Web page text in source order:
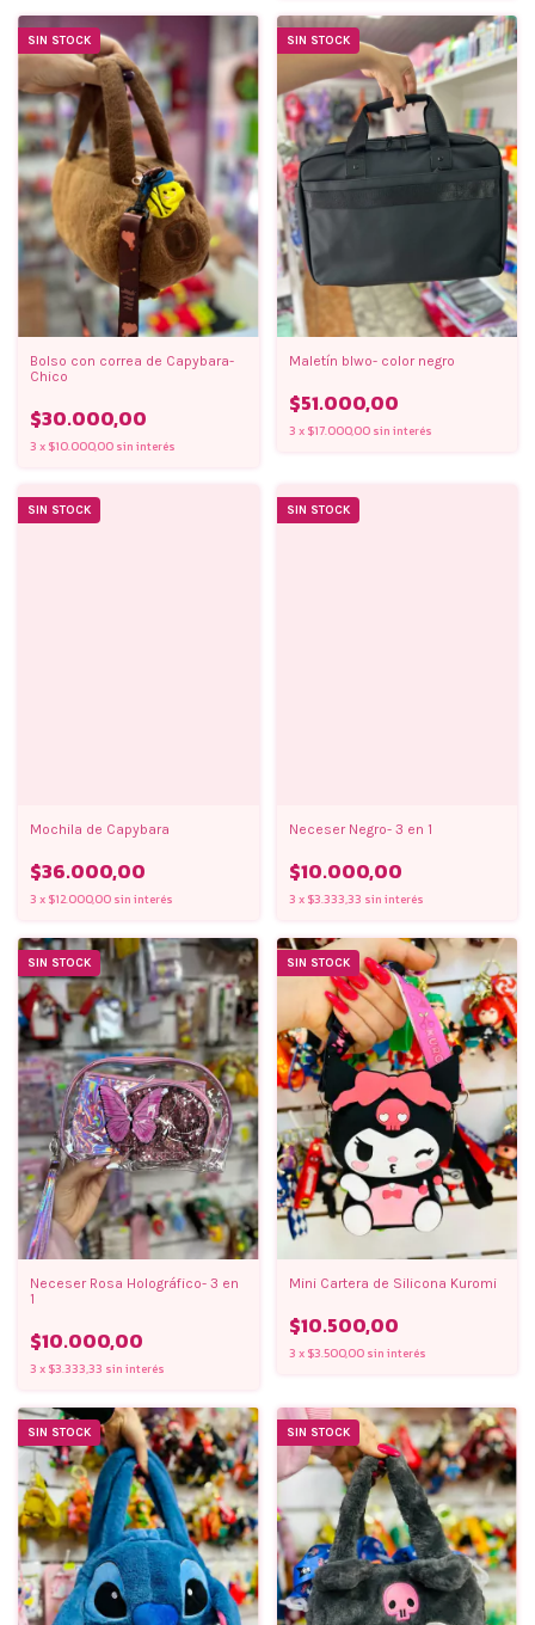
SIN STOCK
Bolso con correa de Capybara-
Chico
$30.000,00
3 x $10.000,00 sin interés
SIN STOCK
Maletín blwo- color negro
$51.000,00
3 x $17.000,00 sin interés
SIN STOCK
Mochila de Capybara
$36.000,00
3 x $12.000,00 sin interés
SIN STOCK
Neceser Negro- 3 en 1
$10.000,00
3 x $3.333,33 sin interés
SIN STOCK
Neceser Rosa Holográfico- 3 en
1
$10.000,00
3 x $3.333,33 sin interés
SIN STOCK
Mini Cartera de Silicona Kuromi
$10.500,00
3 x $3.500,00 sin interés
SIN STOCK SIN STOCK